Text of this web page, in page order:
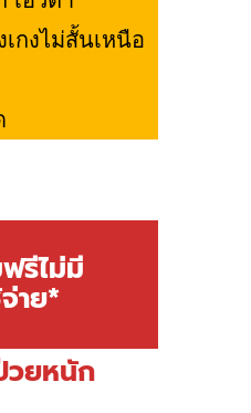
เกงไม่สั้นเหนือ
รีไม่มี
าย*
วยหนัก